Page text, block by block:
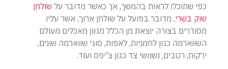
כפי שתוכלו לראות בהמשך, אך כאשר מדובר על שולחן
שוק בשרי, מדובר בפועל על שולחן ארוך, אשר עליו
מסודרים בצורה יוצאת מן הכלל מגוון מאכלים מעולם
השווארמה כגון לחמניות, לאפות, סוגי שווארמה שונים,
ירקות, רטבים, נשנושי צד כגון צ'יפס ועוד.